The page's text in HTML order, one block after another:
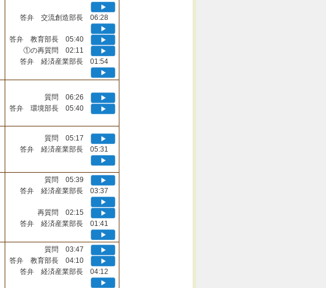
答弁 交流創造部長 06:28
答弁 教育部長 05:40
①の再質問 02:11
答弁 経済産業部長 01:54
質問 06:26
答弁 環境部長 05:40
質問 05:17
答弁 経済産業部長 05:31
質問 05:39
答弁 経済産業部長 03:37
再質問 02:15
答弁 経済産業部長 01:41
質問 03:47
答弁 教育部長 04:10
答弁 経済産業部長 04:12